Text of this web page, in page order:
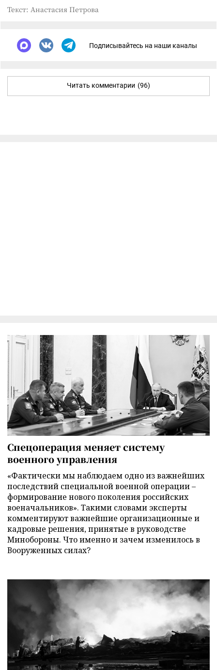
Текст: Анастасия Петрова
Подписывайтесь на наши каналы
Читать комментарии (96)
Спецоперация меняет систему
военного управления
«Фактически мы наблюдаем одно из важнейших
последствий специальной военной операции –
формирование нового поколения российских
военачальников». Такими словами эксперты
комментируют важнейшие организационные и
кадровые решения, принятые в руководстве
Минобороны. Что именно и зачем изменилось в
Вооруженных силах?